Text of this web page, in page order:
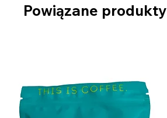
Powiązane produkty